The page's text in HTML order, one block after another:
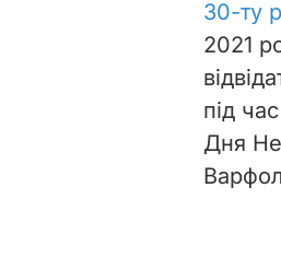
30-ту
2021
під
Дня